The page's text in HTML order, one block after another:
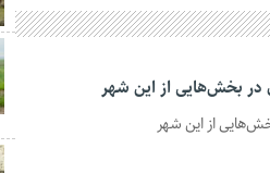
در بخش‌هایی از این شهر
از این شهر